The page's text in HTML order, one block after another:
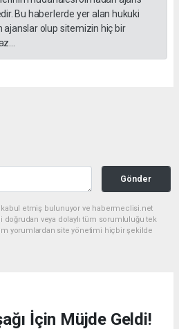
Bu haberlerde yer alan hukuki
olup sitemizin hiç bir
Gönder
kabul etmiş bulunuyor ve habermeclisi.net
doğrudan veya dolaylı tüm sorumluluğu tek
yorumlardan site yönetimi hiçbir şekilde
İçin Müjde Geldi!